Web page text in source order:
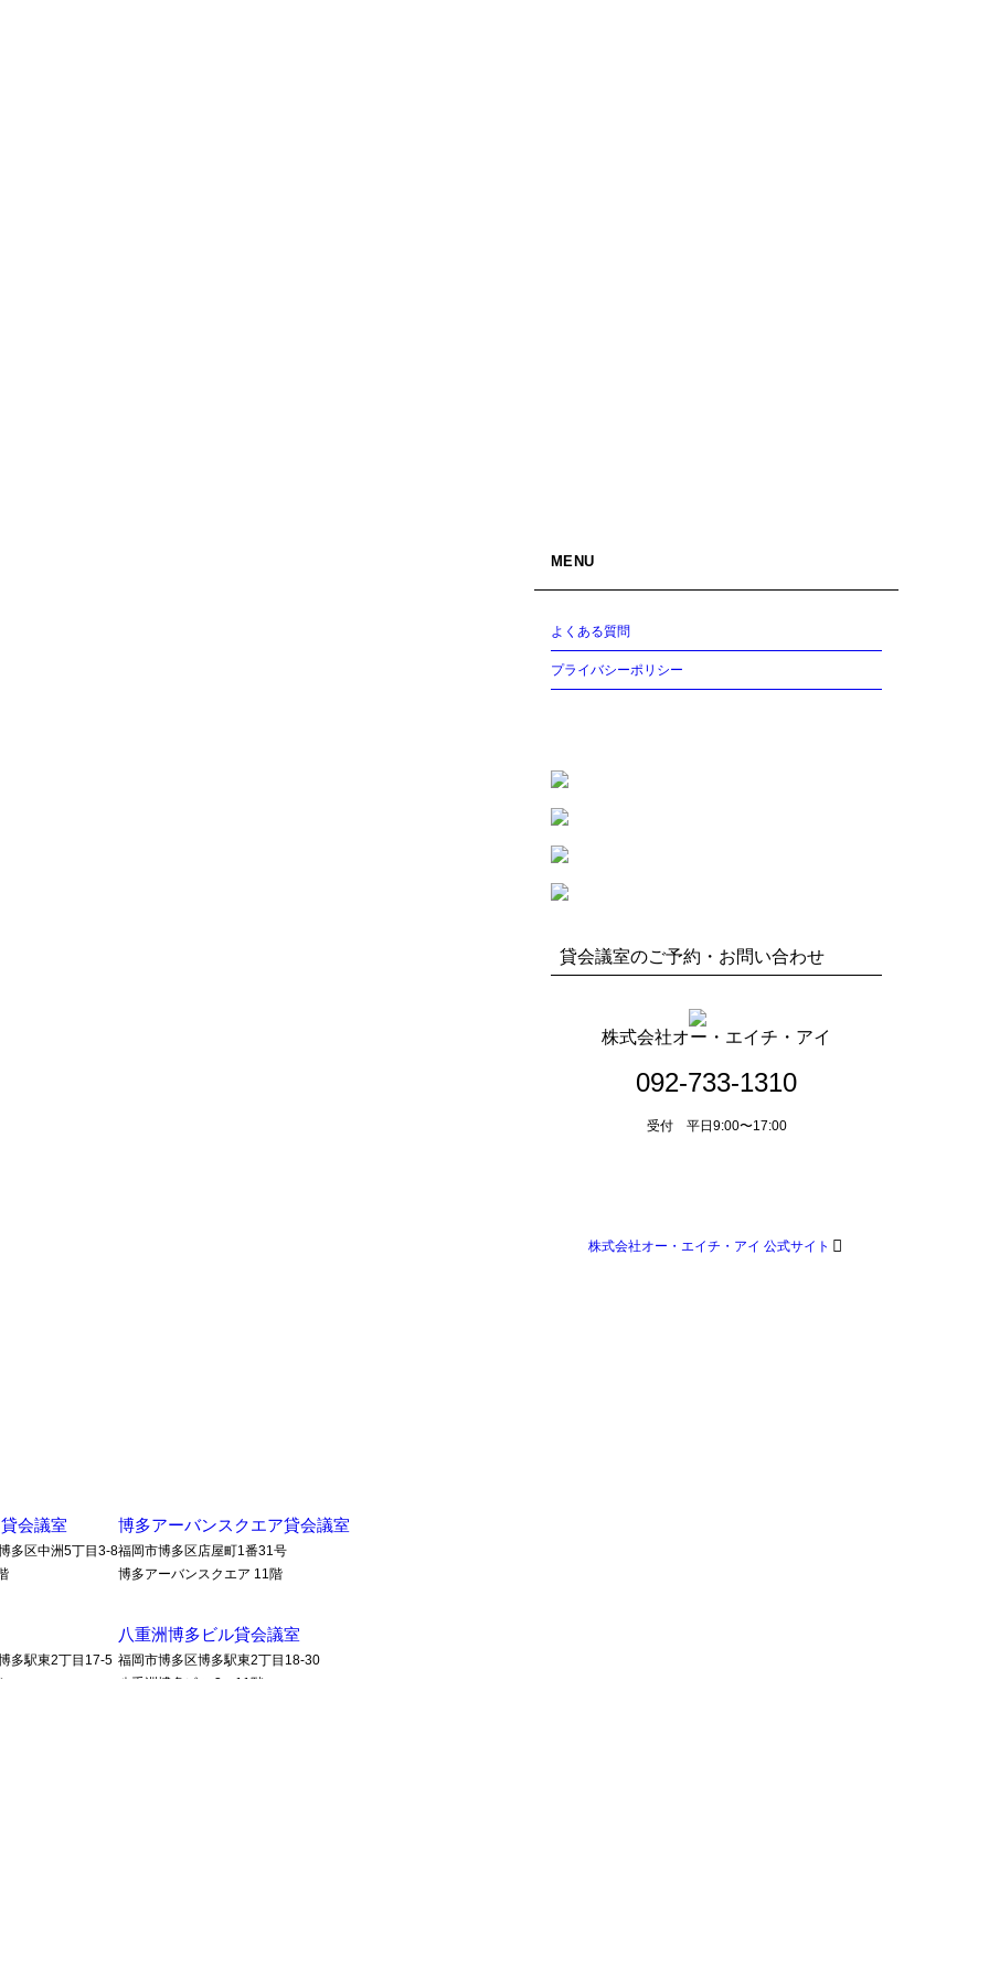
MENU
よくある質問
プライバシーポリシー
貸会議室のご予約・お問い合わせ
株式会社オー・エイチ・アイ
092-733-1310
受付 平日9:00〜17:00
株式会社オー・エイチ・アイ 公式サイト
会議室
多区中洲5丁目3-8
多駅東2丁目17-5
博多アーバンスクエア貸会議室
福岡市博多区店屋町1番31号
博多アーバンスクエア 11階
八重洲博多ビル貸会議室
福岡市博多区博多駅東2丁目18-30
八重洲博多ビル 3・11階